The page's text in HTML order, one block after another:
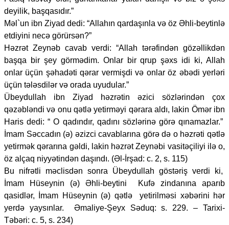
deyilik, başqasıdır.”
Məl`un ibn Ziyad dedi: “Allahın qardaşınla və öz Əhli-beytinlə
etdiyini necə görürsən?”
Həzrət Zeynəb cavab verdi: “Allah tərəfindən gözəllikdən
başqa bir şey görmədim. Onlar bir qrup şəxs idi ki, Allah
onlar üçün şəhadəti qərar vermişdi və onlar öz əbədi yerləri
üçün tələsdilər və orada uyudular.”
Übeydullah ibn Ziyad həzrətin əzici sözlərindən çox
qəzəbləndi və onu qətlə yetirməyi qərara aldı, lakin Ömər ibn
Haris dedi: “ O qadındır, qadını sözlərinə görə qınamazlar.”
İmam Səccadın (ə) əzizci cavablarına görə də o həzrəti qətlə
yetirmək qərarına gəldi, lakin həzrət Zeynəbi vasitəçiliyi ilə o,
öz alçaq niyyətindən daşındı. (Əl-İrşad: c. 2, s. 115)
Bu nifrətli məclisdən sonra Übeydullah göstəriş verdi ki,
İmam Hüseynin (ə) Əhli-beytini Kufə zindanına aparıb
qasidlər, İmam Hüseynin (ə) qətlə yetirilməsi xəbərini hər
yerdə yaysınlar. Əmaliye-Şeyx Səduq: s. 229. – Tarixi-
Təbəri: c. 5, s. 234)